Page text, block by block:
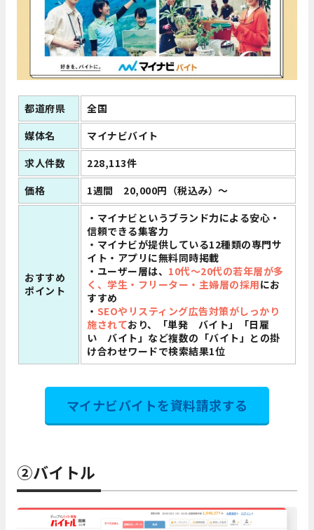
都道府県
全国
媒体名
マイナビバイト
求人件数
228,113件
価格
1週間 20,000円（税込み）～
おすすめ
ポイント
・マイナビというブランド力による安心・
信頼できる集客力
・マイナビが提供している12種類の専門サ
イト・アプリに無料同時掲載
・ユーザー層は、 10代～20代の若年層が多
く、学生・フリーター・主婦層の採用にお
すすめ
・ SEOやリスティング広告対策がしっかり
施されており、「単発 バイト」「日雇
い バイト」など複数の「バイト」との掛
け合わせワードで検索結果1位
マイナビバイトを資料請求する
②バイトル